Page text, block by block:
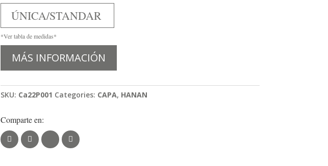
ÚNICA/STANDAR
*Ver tabla de medidas*
MÁS INFORMACIÓN
SKU: Ca22P001 Categories: CAPA, HANAN
Comparte en: